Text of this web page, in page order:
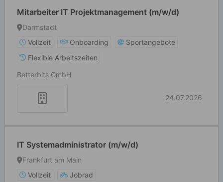
Mitarbeiter IT Projektmanagement (m/w/d)
Darmstadt
Vollzeit
Onboarding
Sportangebote
Flexible Arbeitszeiten
Betterbits GmbH
24.07.2026
IT Systemadministrator (m/w/d)
Frankfurt am Main
Vollzeit
Jobrad